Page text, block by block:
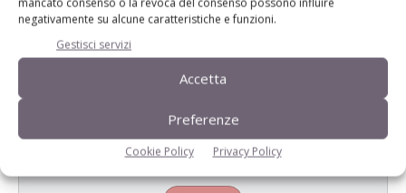
mancato consenso o la revoca del consenso possono influire
negativamente su alcune caratteristiche e funzioni.
Gestisci servizi
Accetta
Preferenze
Cookie Policy Privacy Policy
L'Esperto risponde